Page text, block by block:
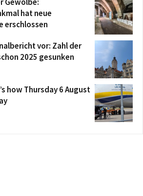
hat neue
erschlossen
vor: Zahl der
2025 gesunken
how Thursday 6 August